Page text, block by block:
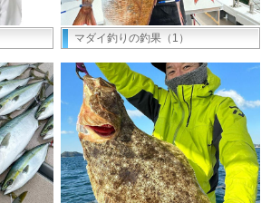
マダイ釣りの釣果（1）